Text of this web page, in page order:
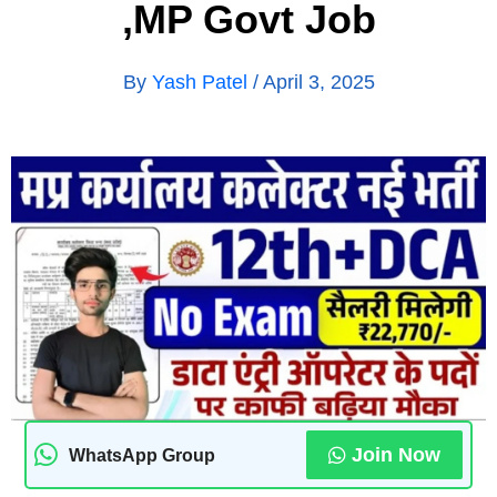
,MP Govt Job
By Yash Patel / April 3, 2025
WhatsApp Group Join Now